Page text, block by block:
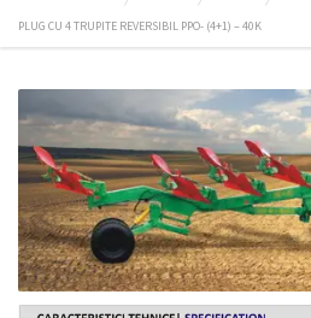
PLUG CU 4 TRUPITE REVERSIBIL PPO- (4+1) – 40K